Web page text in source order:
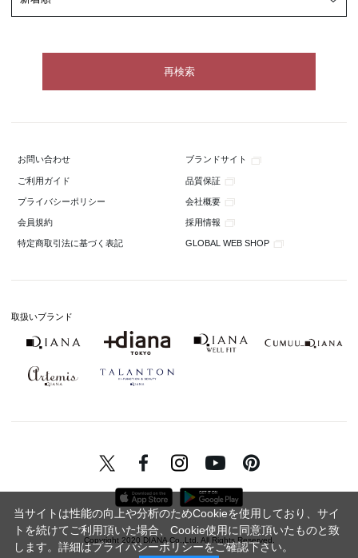
お問い合わせ ブランドサイト
ご利用ガイド 品質保証
プライバシーポリシー 会社概要
会員規約 採用情報
特定商取引法に基づく表記 GLOBAL WEB SHOP
取扱いブランド
Copyright 2020 DIANA Co.,Ltd. All Rights Reserved.
当サイトは性能の向上や分析のためCookieを使用しており、サイ
トを続けてご利用頂いた場合、Cookie使用に同意頂いたものと致
します。詳細はプライバシーポリシーをご確認下さい。